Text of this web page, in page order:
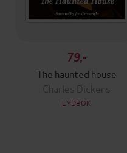
79,-
The haunted house
Charles Dickens
LYDBOK